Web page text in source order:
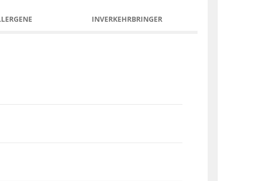
INVERKEHRBRINGER